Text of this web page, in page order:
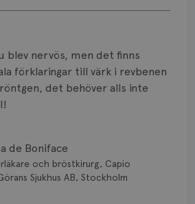
blev nervös, men det finns
förklaringar till värk i revbenen
det behöver alls inte
de Boniface
och bröstkirurg, Capio
Sjukhus AB, Stockholm